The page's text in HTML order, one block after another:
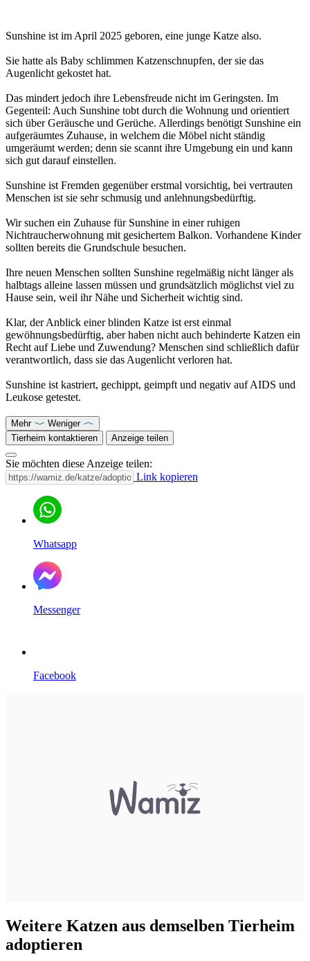
Sunshine ist im April 2025 geboren, eine junge Katze also.
Sie hatte als Baby schlimmen Katzenschnupfen, der sie das
Augenlicht gekostet hat.
Das mindert jedoch ihre Lebensfreude nicht im Geringsten. Im
Gegenteil: Auch Sunshine tobt durch die Wohnung und orientiert
sich über Geräusche und Gerüche. Allerdings benötigt Sunshine ein
aufgeräumtes Zuhause, in welchem die Möbel nicht ständig
umgeräumt werden; denn sie scannt ihre Umgebung ein und kann
sich gut darauf einstellen.
Sunshine ist Fremden gegenüber erstmal vorsichtig, bei vertrauten
Menschen ist sie sehr schmusig und anlehnungsbedürftig.
Wir suchen ein Zuhause für Sunshine in einer ruhigen
Nichtraucherwohnung mit gesichertem Balkon. Vorhandene Kinder
sollten bereits die Grundschule besuchen.
Ihre neuen Menschen sollten Sunshine regelmäßig nicht länger als
halbtags alleine lassen müssen und grundsätzlich möglichst viel zu
Hause sein, weil ihr Nähe und Sicherheit wichtig sind.
Klar, der Anblick einer blinden Katze ist erst einmal
gewöhnungsbedürftig, aber haben nicht auch behinderte Katzen ein
Recht auf Liebe und Zuwendung? Menschen sind schließlich dafür
verantwortlich, dass sie das Augenlicht verloren hat.
Sunshine ist kastriert, gechippt, geimpft und negativ auf AIDS und
Leukose getestet.
Mehr
Weniger
Tierheim kontaktieren
Anzeige teilen
Sie möchten diese Anzeige teilen:
Link kopieren
Whatsapp
Messenger
Facebook
Weitere Katzen aus demselben Tierheim
adoptieren